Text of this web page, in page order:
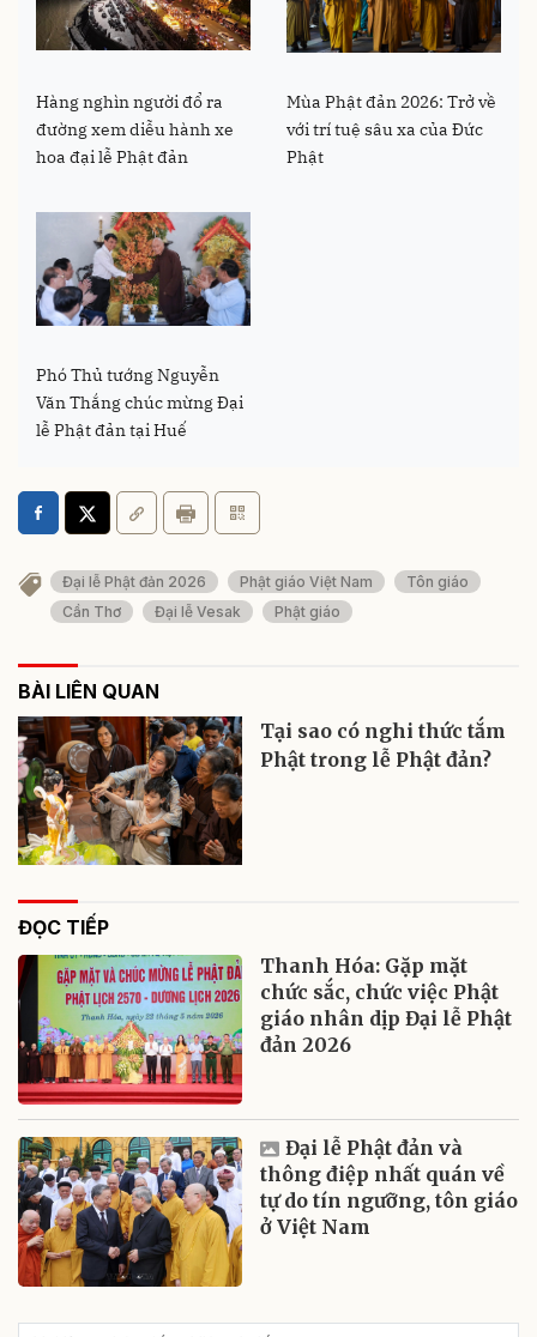
Hàng nghìn người đổ ra
đường xem diễu hành xe
hoa đại lễ Phật đản
Mùa Phật đản 2026: Trở về
với trí tuệ sâu xa của Đức
Phật
Phó Thủ tướng Nguyễn
Văn Thắng chúc mừng Đại
lễ Phật đản tại Huế
Đại lễ Phật đản 2026 Phật giáo Việt Nam
Tôn giáo
Cần Thơ
Đại lễ Vesak Phật giáo
BÀI LIÊN QUAN
Tại sao có nghi thức tắm
Phật trong lễ Phật đản?
ĐỌC TIẾP
Thanh Hóa: Gặp mặt
chức sắc, chức việc Phật
giáo nhân dịp Đại lễ Phật
đản 2026
Đại lễ Phật đản và
thông điệp nhất quán về
tự do tín ngưỡng, tôn giáo
ở Việt Nam